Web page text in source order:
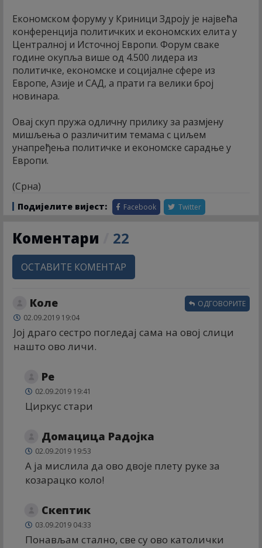
Економском форуму у Криници Здроју је највећа
конференција политичких и економских елита у
Централној и Источној Европи. Форум сваке
године окупља више од 4.500 лидера из
политичке, економске и социјалне сфере из
Европе, Азије и САД, а прати га велики број
новинара.
Овај скуп пружа одличну прилику за размјену
мишљења о различитим темама с циљем
унапређења политичке и економске сарадње у
Европи.
(Срна)
Подијелите вијест: Facebook Twitter
Коментари 22
ОСТАВИТЕ КОМЕНТАР
Коле
02.09.2019 19:04
Јој драго сестро погледај сама на овој слици
нашто ово личи.
ОДГОВОРИТЕ
Ре
02.09.2019 19:41
Циркус стари
Домацица Радојка
02.09.2019 19:53
А ја мислила да ово двоје плету руке за
козарацко коло!
Скептик
03.09.2019 04:33
Понављам стално, све су ово католички